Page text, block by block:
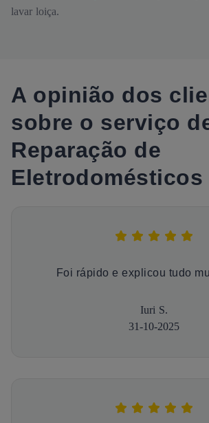
lavar loiça.
A opinião dos
sobre o serviço
Reparação de
Eletrodomésticos
Foi rápido e explicou tudo
Iuri S.
31-10-2025